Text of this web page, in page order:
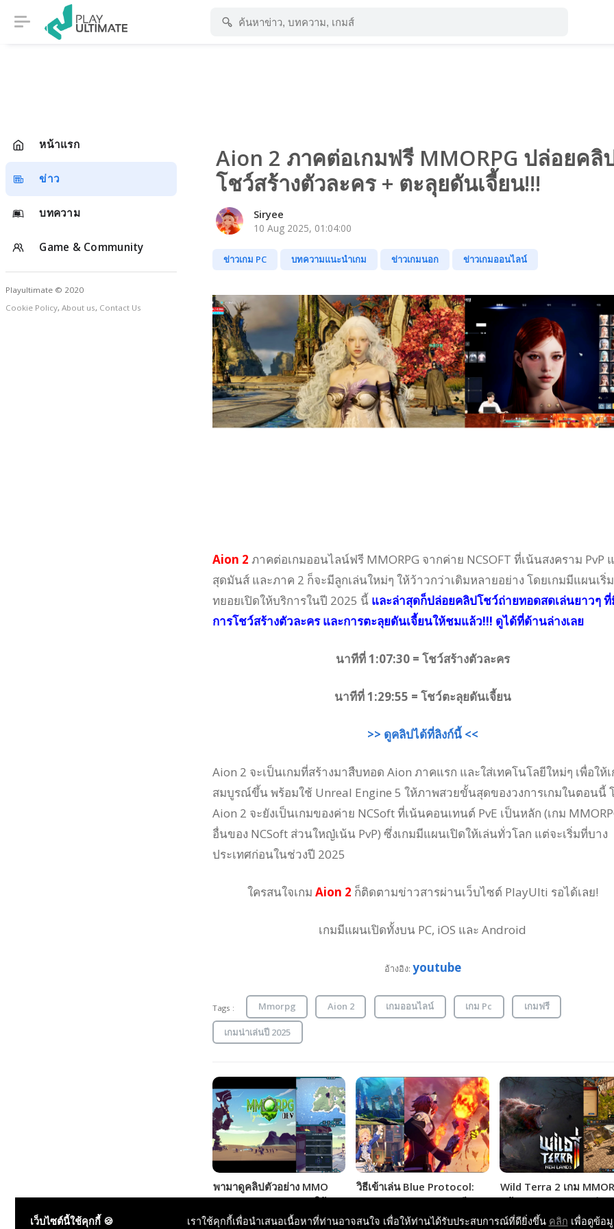
หน้าแรก
ข่าว
บทความ
Game & Community
Playultimate © 2020
Cookie Policy, About us, Contact Us
Aion 2 ภาคต่อเกมฟรี MMORPG ปล่อยคลิ
โชว์สร้างตัวละคร + ตะลุยดันเจี้ยน!!!
Siryee
10 Aug 2025, 01:04:00
ข่าวเกม PC บทความแนะนำเกม ข่าวเกมนอก ข่าวเกมออนไลน์
Aion 2 ภาคต่อเกมออนไลน์ฟรี MMORPG จากค่าย NCSOFT ที่เน้นสงคราม PvP
สุดมันส์ และภาค 2 ก็จะมีลูกเล่นใหม่ๆ ให้ว้าวกว่าเดิมหลายอย่าง โดยเกมมีแผนเริ่ม
ทยอยเปิดให้บริการในปี 2025 นี้ และล่าสุดก็ปล่อยคลิปโชว์ถ่ายทอดสดเล่นยาวๆ
การโชว์สร้างตัวละคร และการตะลุยดันเจี้ยนให้ชมแล้ว!!! ดูได้ที่ด้านล่างเลย
นาทีที่ 1:07:30 = โชว์สร้างตัวละคร
นาทีที่ 1:29:55 = โชว์ตะลุยดันเจี้ยน
>> ดูคลิปได้ที่ลิงก์นี้ <<
Aion 2 จะเป็นเกมที่สร้างมาสืบทอด Aion ภาคแรก และใส่เทคโนโลยีใหม่ๆ เพื่อให้
สมบูรณ์ขึ้น พร้อมใช้ Unreal Engine 5 ให้ภาพสวยขั้นสุดของวงการเกมในตอนนี้
Aion 2 จะยังเป็นเกมของค่าย NCSoft ที่เน้นคอนเทนต์ PvE เป็นหลัก (เกม
อื่นของ NCSoft ส่วนใหญ๋เน้น PvP) ซึ่งเกมมีแผนเปิดให้เล่นทั่วโลก แต่จะเริ่มที่บาง
ประเทศก่อนในช่วงปี 2025
ใครสนใจเกม Aion 2 ก็ติดตามข่าวสารผ่านเว็บไซต์ PlayUlti รอได้เลย!
เกมมีแผนเปิดทั้งบน PC, iOS และ Android
อ้างอิง: youtube
Tags : Mmorpg Aion 2 เกมออนไลน์ เกม Pc เกมฟรี
เกมน่าเล่นปี 2025
พามาดูคลิปตัวอย่าง MMO
RPG Dev Tycoon เกมให้
สร้างโลกจำลองเกม
วิธีเข้าเล่น Blue Protocol:
Star Resonance เกมฟรี
MMORPG เปิดให้ชาวไทยเล่น
Wild Terra 2 เกม
คล้าย New World แต่มุม
ด้านบน กำลังแจกฟรีให้รั
เว็บไซต์นี้ใช้คุกกี้ 🍪 เราใช้คุกกี้เพื่อนำเสนอเนื้อหาที่ท่านอาจสนใจ เพื่อให้ท่านได้รับประสบการณ์ที่ดียิ่งขึ้น คลิก เพื่อดูข้อ